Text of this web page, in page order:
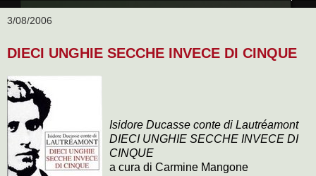
3/08/2006
DIECI UNGHIE SECCHE INVECE DI CINQUE
Isidore Ducasse conte di Lautréamont
DIECI UNGHIE SECCHE INVECE DI
CINQUE
a cura di Carmine Mangone